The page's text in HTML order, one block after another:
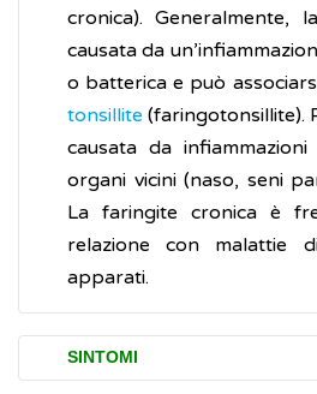
cronica). Generalmente,
causata da
o batterica e può
tonsillite (faringotonsillite).
causata da
organi vicini (naso, seni
La faringite cronica è
relazione con malattie
apparati.
SINTOMI